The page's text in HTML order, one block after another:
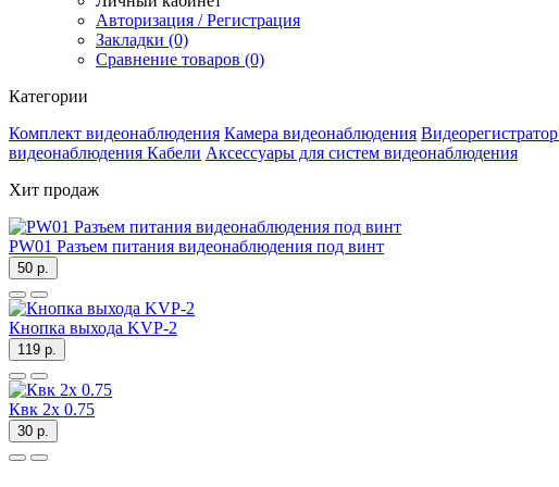
Авторизация / Регистрация
Закладки (0)
Сравнение товаров (0)
Категории
Комплект видеонаблюдения Камера видеонаблюдения Видеорегистратор
видеонаблюдения Кабели Аксессуары для систем видеонаблюдения
Хит продаж
PW01 Разъем питания видеонаблюдения под винт
50 р.
Кнопка выхода KVP-2
119 р.
Квк 2х 0.75
30 р.